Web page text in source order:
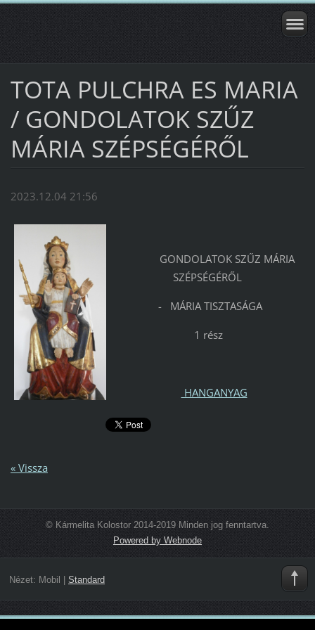
TOTA PULCHRA ES MARIA
/ GONDOLATOK SZŰZ
MÁRIA SZÉPSÉGÉRŐL
2023.12.04 21:56
GONDOLATOK SZŰZ MÁRIA
SZÉPSÉGÉRŐL
- MÁRIA TISZTASÁGA
1 rész
HANGANYAG
« Vissza
© Kármelita Kolostor 2014-2019 Minden jog fenntartva.
Powered by Webnode
Nézet: Mobil Standard